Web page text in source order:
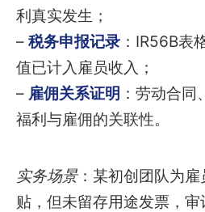
利真实发生；
– 税务申报记录 ：IR56B表
值已计入雇员收入；
– 雇佣关系证明 ：劳动合
福利与雇佣的关联性。
实务场景：某初创团队为
贴，但未留存用途发票，